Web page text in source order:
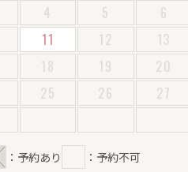
4 5 6
11 12 13
18 19 20
25 26 27
：予約あり ：予約不可